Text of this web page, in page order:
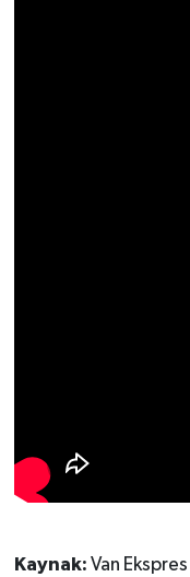
Kaynak: Van Ekspres